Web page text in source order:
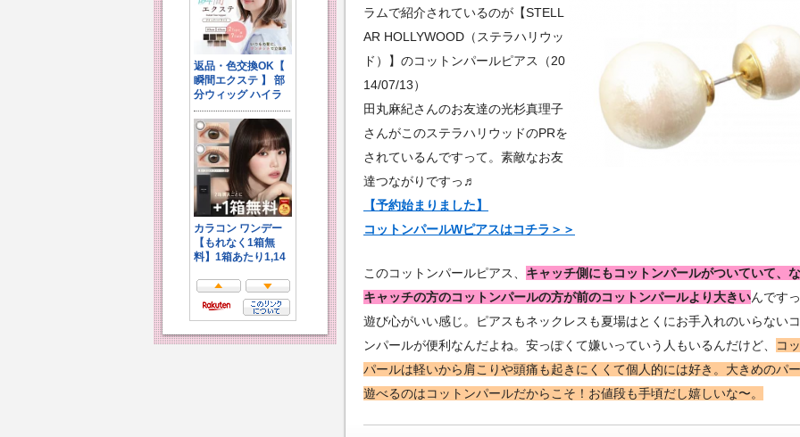
ラムで紹介されているのが【STELL
AR HOLLYWOOD（ステラハリウッ
ド）】のコットンパールピアス（20
14/07/13）
田丸麻紀さんのお友達の光杉真理子
さんがこのステラハリウッドのPRを
されているんですって。素敵なお友
達つながりですっ♬
【予約始まりました】
コットンパールWピアスはコチラ＞＞
このコットンパールピアス、 キャッチ側にもコットンパールがついていて、
キャッチの方のコットンパールの方が前のコットンパールより大きいんです
遊び心がいい感じ。ピアスもネックレスも夏場はとくにお手入れのいらない
ンパールが便利なんだよね。安っぽくて嫌いっていう人もいるんだけど、
コ
パールは軽いから肩こりや頭痛も起きにくくて個人的には好き。大きめのパ
遊べるのはコットンパールだからこそ！お値段も手頃だし嬉しいな〜。